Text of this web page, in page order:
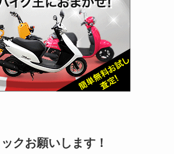
クお願いします！